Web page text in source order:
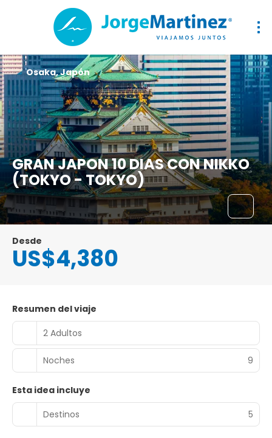
GRAN JAPON 10 DIAS CON NIKKO
(TOKYO - TOKYO)
Osaka, Japón
Desde
US$4,380
Resumen del viaje
2 Adultos
Noches 9
Esta idea incluye
Destinos
5